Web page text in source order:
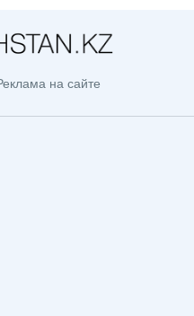
на сайте